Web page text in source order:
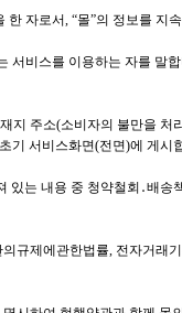
자로서, “몰”의 정보를
서비스를 이용하는 자를 말
지 주소(소비자의 불만을
기 서비스화면(전면)에 게
는 내용 중 청약철회․배
규제에관한법률, 전자거래